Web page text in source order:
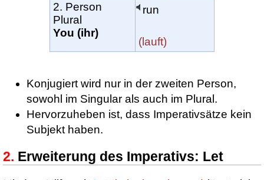
2. Person
Plural
You (ihr)
run
(lauft)
Konjugiert wird nur in der zweiten Person,
sowohl im Singular als auch im Plural.
Hervorzuheben ist, dass Imperativsätze kein
Subjekt haben.
Erweiterung des Imperativs: Let